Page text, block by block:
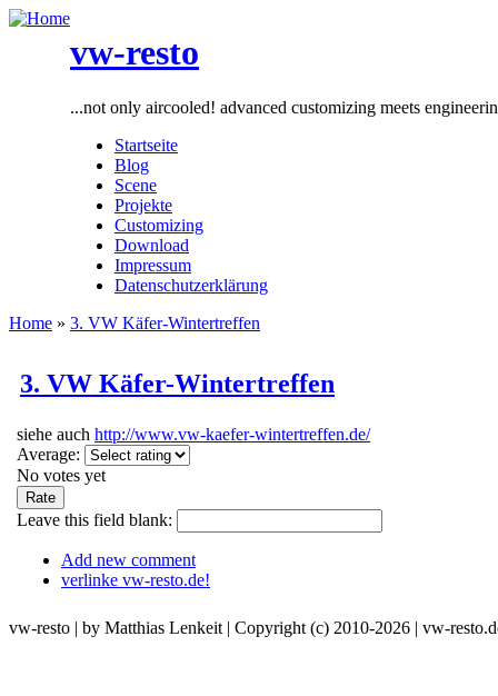
vw-resto
...not only aircooled! advanced customizing meets
Startseite
Blog
Scene
Projekte
Customizing
Download
Impressum
Datenschutzerklärung
Home » 3. VW Käfer-Wintertreffen
3. VW Käfer-Wintertreffen
siehe auch http://www.vw-kaefer-wintertreffen.de/
Average:
No votes yet
Leave this field blank:
Add new comment
verlinke vw-resto.de!
vw-resto | by Matthias Lenkeit | Copyright (c) 2010-2026 | vw-